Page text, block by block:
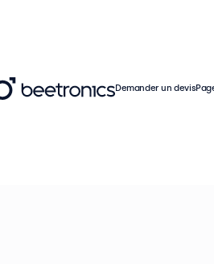
Demander un devis